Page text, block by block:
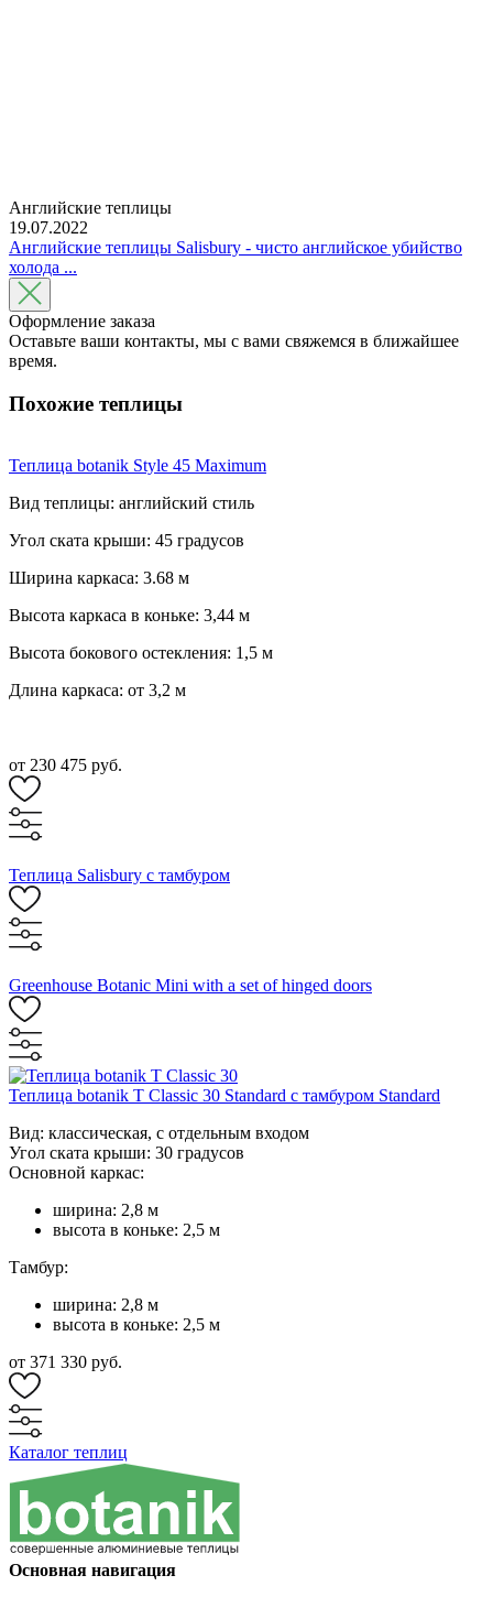
Английские теплицы
19.07.2022
Английские теплицы Salisbury - чисто английское убийство
холода ...
Оформление заказа
Оставьте ваши контакты, мы с вами свяжемся в ближайшее
время.
Похожие теплицы
Теплица botanik Style 45 Maximum
Вид теплицы: английский стиль
Угол ската крыши: 45 градусов
Ширина каркаса: 3.68 м
Высота каркаса в коньке: 3,44 м
Высота бокового остекления: 1,5 м
Длина каркаса: от 3,2 м
от 230 475 руб.
Теплица Salisbury с тамбуром
Greenhouse Botanic Mini with a set of hinged doors
Теплица botanik T Classic 30 Standard с тамбуром Standard
Вид: классическая, с отдельным входом
Угол ската крыши: 30 градусов
Основной каркас:
ширина: 2,8 м
высота в коньке: 2,5 м
Тамбур:
ширина: 2,8 м
высота в коньке: 2,5 м
от 371 330 руб.
Каталог теплиц
Основная навигация